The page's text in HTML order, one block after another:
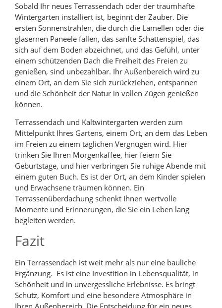
Sobald Ihr neues Terrassendach oder der traumhafte
Wintergarten installiert ist, beginnt der Zauber. Die
ersten Sonnenstrahlen, die durch die Lamellen oder die
gläsernen Paneele fallen, das sanfte Schattenspiel, das
sich auf dem Boden abzeichnet, und das Gefühl, unter
einem schützenden Dach die Freiheit des Freien zu
genießen, sind unbezahlbar. Ihr Außenbereich wird zu
einem Ort, an dem Sie sich zurückziehen, entspannen
und die Schönheit der Natur in vollen Zügen genießen
können.
Terrassendach und Kaltwintergarten werden zum
Mittelpunkt Ihres Gartens, einem Ort, an dem das Leben
im Freien zu einem täglichen Vergnügen wird. Hier
trinken Sie Ihren Morgenkaffee, hier feiern Sie
Geburtstage, und hier verbringen Sie ruhige Abende mit
einem guten Buch. Es ist der Ort, an dem Kinder spielen
und Erwachsene träumen können. Ein
Terrassenüberdachung schenkt Ihnen wertvolle
Momente und Erinnerungen, die Sie ein Leben lang
begleiten werden.
Fazit
Ein Terrassendach ist weit mehr als nur eine bauliche
Ergänzung. Es ist eine Investition in Lebensqualität, in
Schönheit und in unvergessliche Erlebnisse. Es bringt
Schutz, Komfort und eine besondere Atmosphäre in